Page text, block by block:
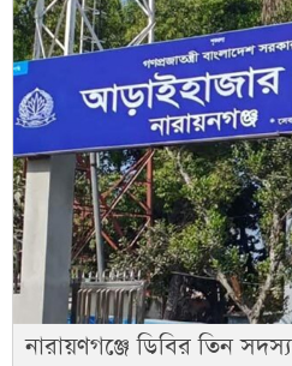
নারায়ণগঞ্জে ডিবির তিন